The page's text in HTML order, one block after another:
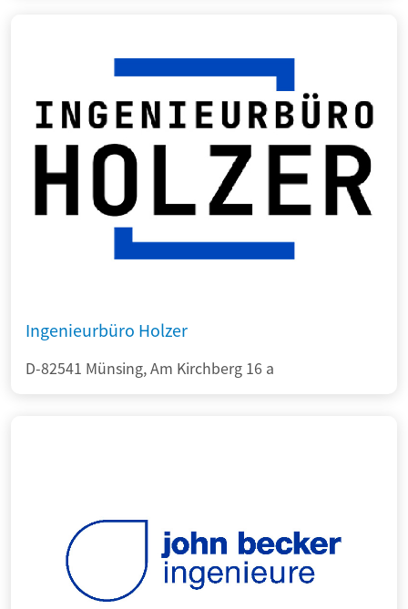
Ingenieurbüro Holzer
D-82541 Münsing, Am Kirchberg 16 a